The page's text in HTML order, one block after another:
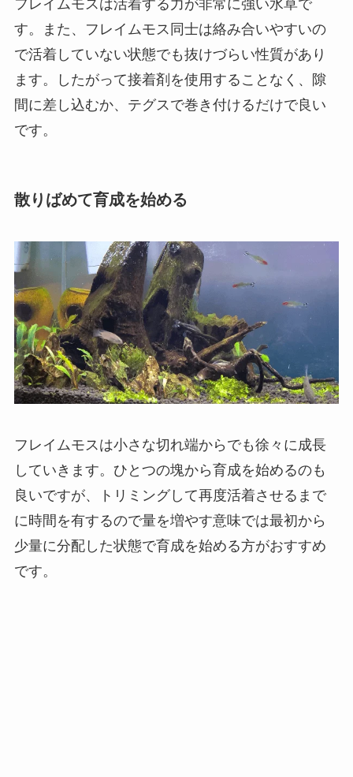
フレイムモスは活着する力が非常に強い水草で
す。また、フレイムモス同士は絡み合いやすいの
で活着していない状態でも抜けづらい性質があり
ます。したがって接着剤を使用することなく、隙
間に差し込むか、テグスで巻き付けるだけで良い
です。
散りばめて育成を始める
フレイムモスは小さな切れ端からでも徐々に成長
していきます。ひとつの塊から育成を始めるのも
良いですが、トリミングして再度活着させるまで
に時間を有するので量を増やす意味では最初から
少量に分配した状態で育成を始める方がおすすめ
です。